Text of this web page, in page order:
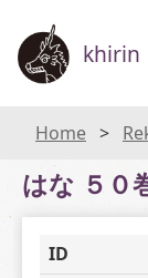
khirin
Home
はな ５０
ID